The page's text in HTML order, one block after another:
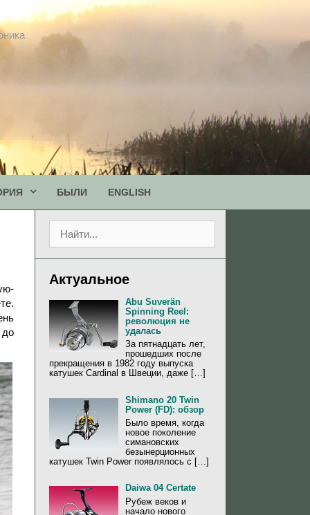
БЫЛИ ENGLISH
к
Актуальное
Abu Suverän
Spinning Reel:
революция не
удалась
За пятнадцать лет,
прошедших после
прекращения в 1982 году выпуска
катушек Cardinal в Швеции, даже […]
Shimano 20 Twin
Power (FD): обзор
Было время, когда
новое поколение
симановских
безынерционных
катушек Twin Power появлялось с […]
Daiwa 04 Certate
Рубеж веков и
начало нового